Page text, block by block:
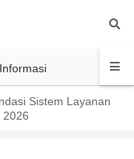
Sistem Layanan
2026